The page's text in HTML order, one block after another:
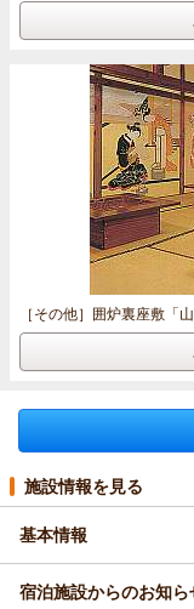
［その他］ 囲炉裏座敷「山
施設情報を見る
基本情報
宿泊施設からのお知ら